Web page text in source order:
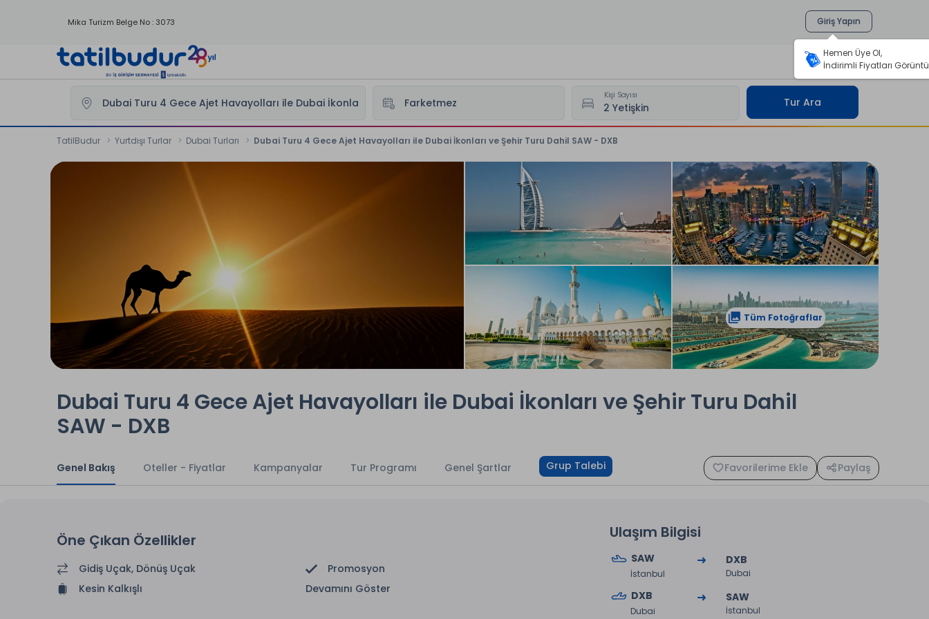
Mika Turizm Belge No : 3073 Giriş Yapın
Kişi Sayısı
Tur Ara
TatilBudur Yurtdışı Turlar Dubai Turları Dubai Turu 4 Gece Ajet Havayolları ile Dubai İkonları ve Şehir Turu Dahil SAW - DXB
Tüm Fotoğraflar
Dubai Turu 4 Gece Ajet Havayolları ile Dubai İkonları ve Şehir Turu Dahil
SAW - DXB
Genel Bakış Oteller - Fiyatlar Kampanyalar Tur Programı Genel Şartlar Grup Talebi Favorilerime Ekle Paylaş
Öne Çıkan Özellikler
Gidiş Uçak, Dönüş Uçak
Promosyon
Kesin Kalkışlı
Devamını Göster
Ulaşım Bilgisi
SAW
İstanbul
DXB
Dubai
DXB
Dubai
SAW
İstanbul
Hemen Üye Ol,
İndirimli Fiyatları